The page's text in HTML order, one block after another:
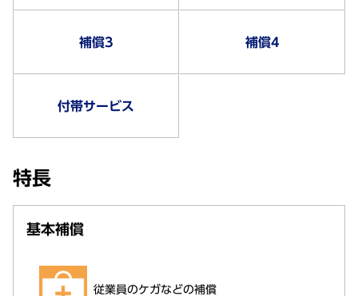
補償3 補償4
付帯サービス
特長
基本補償
従業員のケガなどの補償